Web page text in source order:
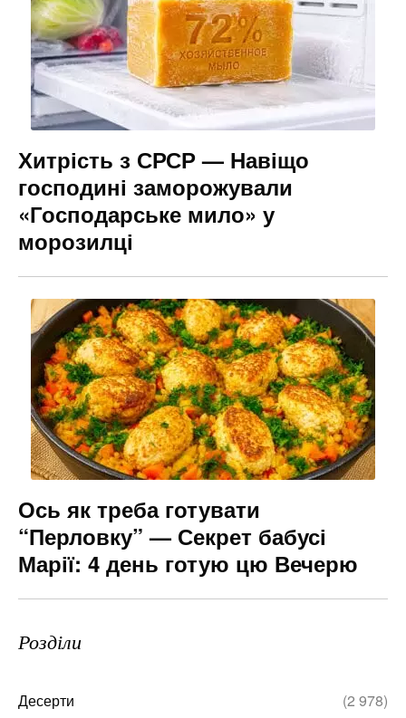
Хитрість з СРСР — Навіщо
господині заморожували
«Господарське мило» у
морозилці
Ось як треба готувати
“Перловку” — Секрет бабусі
Марії: 4 день готую цю Вечерю
Розділи
Десерти (2 978)